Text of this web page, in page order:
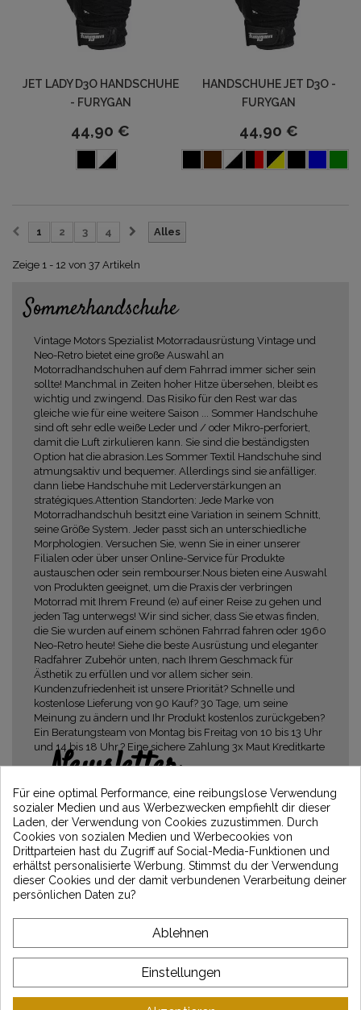
JET LADY D3O HANDSCHUHE
- FURYGAN
44,90 €
HANDSCHUHE JET D3O -
FURYGAN
44,90 €
Alles
1 2 3 4
Zeige 1 - 12 von 37 Artikeln
Sommerhandschuhe
Vintage Motors Spezialist Motorradausrüstung Vintage und
Neo-Retro bietet eine große Auswahl an
Motorradhandschuhen auf dem Fahrrad immer sicher sein
sollte! Manchmal in Zeiten hoher Hitze übersehen, bleibt es
wichtig und zwingend. Das Risiko für den Rest war das
gleiche wie für eine weitere Saison ... Sommer Handschuhe
sind oft sehr edle weiße Leder und / oder Mikro-perforiert,
damit die Luft zirkulieren kann. Sie sind die beständigsten
Option hat die abrasion.Les Sommer Textil Handschuhe sind
atmungsaktiv und bequemer. Allerdings sind sie anfälliger.
dann liebe Handschuhe mit Lederverstärkungen an
stratégiques.Attention Standorten: Jede Marke von
Motorradhandschuh besitzt eine Variation in seinem Schnitt,
seine Größe System. Jeder passt sich an unterschiedliche
Morphologien. Versuchen Sie, wenn Sie in einer unserer
Filialen oder über unser Online-Service für Produkte
austauschen oder sein rembourser.Nous bieten eine Auswahl
von Produkten geeignet, um die Praxis der verbringen
Motorrad mit Ihrem Freund (e) auf einer Reise zu gehen und
jeden Tag unterwegs! Wir sind sicher, dass Sie etwas finden,
die Sie wurden auf einem schönen Fahrrad fahren oder 1960
Neo-Retro heute! Siehe die beste Ausrüstung und eleganter
Radfahrer Zubehör unten, nach Ihrem Geschmack für
Ästhetik zu erfüllen und vor allem sicher sein.
Kundenzufriedenheit ist unsere Priorität? Schnelle und
kostenlose Lieferung von 90 Kauf? 30 Tage, um seine
Meinung zu ändern und Ihr Produkt kostenlos zurückgeben?
Ein Beratungsteam von Montag bis Freitag von 10 bis 13 Uhr
und 14 bis 18 Uhr.? Eine sichere Zahlung 3x Maut Kreditkarte
Newsletter
Erhalten Sie 5€ Rabatt auf Ihre erste
Bestellung, indem Sie sich anmelden und
über die neuesten Vintage Motors-
Nachrichten informiert bleiben
*Dès 99€ d'achat. En vous abonnant à notre newsletter, vous reconnaissez avoir pris
ÜBER VINTAGE
KUNDENSERVICE
Für eine optimal Performance, eine reibungslose Verwendung
sozialer Medien und aus Werbezwecken empfiehlt dir dieser
Laden, der Verwendung von Cookies zuzustimmen. Durch
Cookies von sozialen Medien und Werbecookies von
Drittparteien hast du Zugriff auf Social-Media-Funktionen und
erhältst personalisierte Werbung. Stimmst du der Verwendung
dieser Cookies und der damit verbundenen Verarbeitung deiner
persönlichen Daten zu?
Ablehnen
Einstellungen